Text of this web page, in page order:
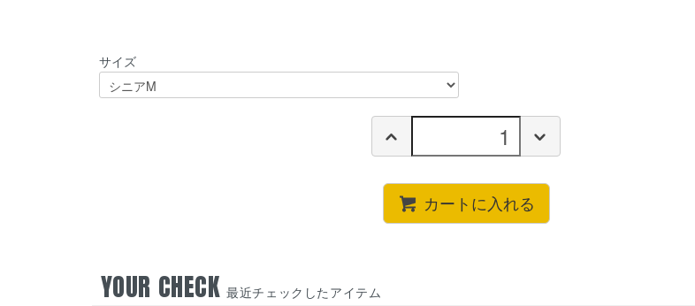
サイズ
カートに入れる
YOUR CHECK最近チェックしたアイテム